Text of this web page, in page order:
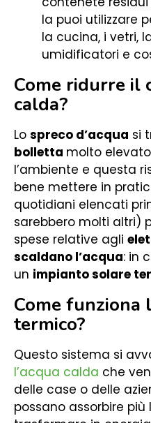
la puoi utilizzare
la cucina, i vetri,
umidificatori e
Come ridurre il
calda?
Lo spreco d’acqua si
bolletta molto
l’ambiente e questa
bene mettere in
quotidiani elencati
sarebbero molti altri)
spese relative agli
scaldano l’acqua: in
un impianto solare
Come funziona
termico?
Questo sistema si
l’acqua calda che
delle case o delle
possano assorbire